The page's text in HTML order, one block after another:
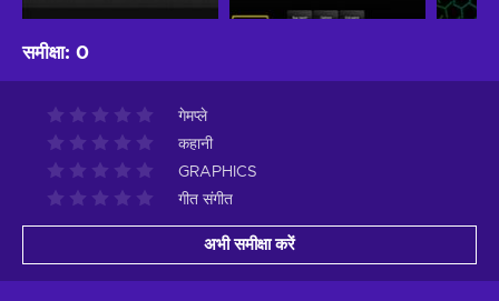
समीक्षा: 0
गेमप्ले
कहानी
GRAPHICS
गीत संगीत
अभी समीक्षा करें